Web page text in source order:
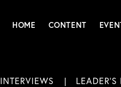
HOME CONTENT
INTERVIEWS LEADER'S